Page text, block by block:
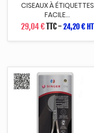
CISEAUX À ÉTIQUETTES
FACILE...
29,04 €TTC-24,20 € HT